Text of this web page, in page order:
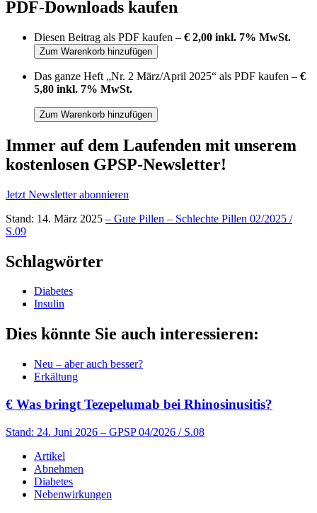
PDF-Downloads kaufen
Diesen Beitrag als PDF kaufen – € 2,00 inkl. 7% MwSt.
Das ganze Heft „Nr. 2 März/April 2025“ als PDF kaufen – €
5,80 inkl. 7% MwSt.
Immer auf dem Laufenden mit unserem
kostenlosen GPSP-Newsletter!
Jetzt Newsletter abonnieren
Stand: 14. März 2025 – Gute Pillen – Schlechte Pillen 02/2025 /
S.09
Schlagwörter
Diabetes
Insulin
Dies könnte Sie auch interessieren:
Neu – aber auch besser?
Erkältung
€ Was bringt Tezepelumab bei Rhinosinusitis?
Stand: 24. Juni 2026 – GPSP 04/2026 / S.08
Artikel
Abnehmen
Diabetes
Nebenwirkungen